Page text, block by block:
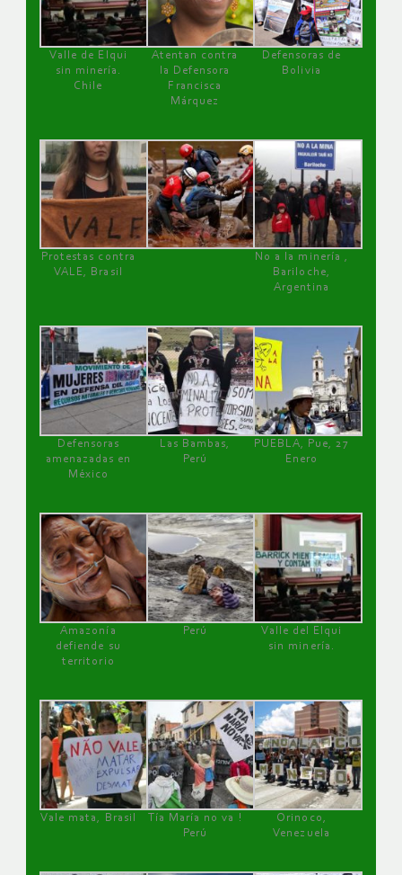
Valle de Elqui
sin minería.
Chile
Atentan contra
la Defensora
Francisca
Márquez
Defensoras de
Bolivia
Protestas contra
VALE, Brasil
No a la minería ,
Bariloche,
Argentina
Defensoras
amenazadas en
México
Las Bambas,
Perú
PUEBLA, Pue, 27
Enero
Amazonía
defiende su
territorio
Perú
Valle del Elqui
sin minería.
Vale mata, Brasil
Tía María no va !
Perú
Orinoco,
Venezuela